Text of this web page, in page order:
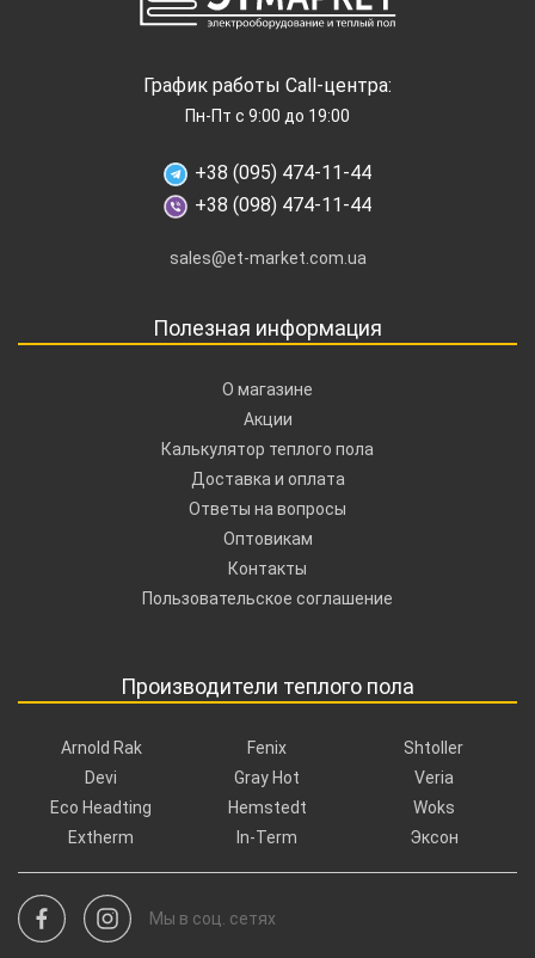
График работы Call-центра:
Пн-Пт с 9:00 до 19:00
+38 (095) 474-11-44
+38 (098) 474-11-44
sales@et-market.com.ua
Полезная информация
О магазине
Акции
Калькулятор теплого пола
Доставка и оплата
Ответы на вопросы
Оптовикам
Контакты
Пользовательское соглашение
Производители теплого пола
Arnold Rak
Devi
Eco Headting
Extherm
Fenix
Gray Hot
Hemstedt
In-Term
Shtoller
Veria
Woks
Эксон
Мы в соц. сетях